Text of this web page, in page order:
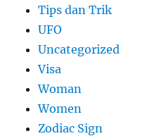
Tips dan Trik
UFO
Uncategorized
Visa
Woman
Women
Zodiac Sign